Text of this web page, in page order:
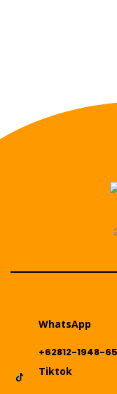
WhatsApp
+62812-1948-
Tiktok